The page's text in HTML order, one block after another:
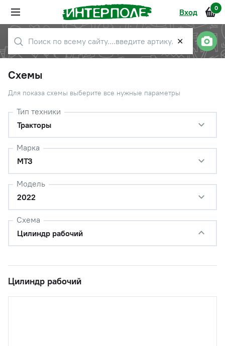
Вход 0
✕
Схемы
Для показа схемы выберите все нужные параметры
Тип техники
Тракторы
Марка
МТЗ
Модель
2022
Схема
Цилиндр рабочий
Цилиндр рабочий